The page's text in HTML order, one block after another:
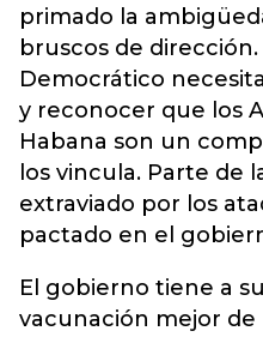
primado la
bruscos de
Democrático
y reconocer que los
Habana son un
los vincula. Parte de
extraviado por los
pactado en el
El gobierno tiene a
vacunación mejor de